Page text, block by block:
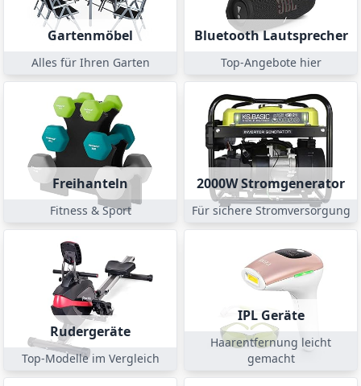
Gartenmöbel
Alles für Ihren Garten
Bluetooth Lautsprecher
Top-Angebote hier
Freihanteln
Fitness & Sport
2000W Stromgenerator
Für sichere Stromversorgung
Rudergeräte
Top-Modelle im Vergleich
IPL Geräte
Haarentfernung leicht
gemacht